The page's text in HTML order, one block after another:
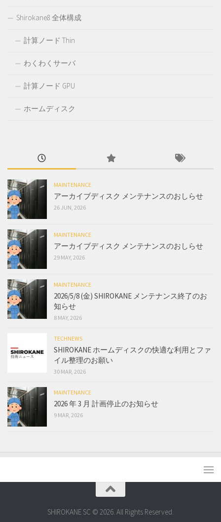
Shirokane8 全体構成
計算ノード Thin
わくわくサーバ
計算ノード GPU
ホームディスク
MAINTENANCE
アーカイブディスク メンテナンスのおしらせ
26 JUN, 2026
MAINTENANCE
アーカイブディスク メンテナンスのおしらせ
29 MAY, 2026
MAINTENANCE
2026/5/8 (金) SHIROKANE メンテナンス終了のお
知らせ
8 MAY, 2026
TECHNEWS
SHIROKANE ホームディスクの快適な利用とファ
イル整理のお願い
30 MAR, 2026
MAINTENANCE
2026 年 3 月 計画停止のお知らせ
9 MAR, 2026
SHIROKANE SC © 2026. All Rights Reserved.